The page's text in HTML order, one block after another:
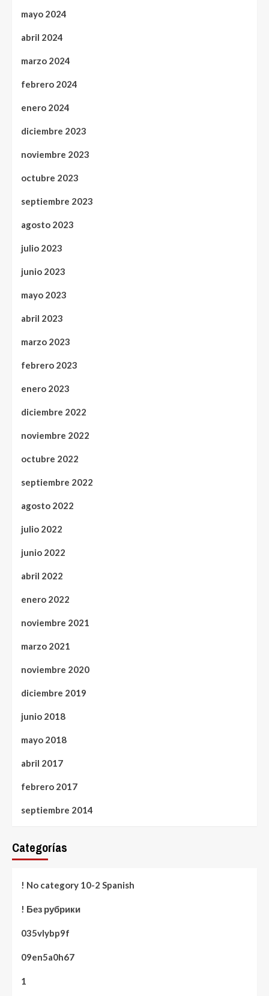
mayo 2024
abril 2024
marzo 2024
febrero 2024
enero 2024
diciembre 2023
noviembre 2023
octubre 2023
septiembre 2023
agosto 2023
julio 2023
junio 2023
mayo 2023
abril 2023
marzo 2023
febrero 2023
enero 2023
diciembre 2022
noviembre 2022
octubre 2022
septiembre 2022
agosto 2022
julio 2022
junio 2022
abril 2022
enero 2022
noviembre 2021
marzo 2021
noviembre 2020
diciembre 2019
junio 2018
mayo 2018
abril 2017
febrero 2017
septiembre 2014
Categorías
! No category 10-2 Spanish
! Без рубрики
035vlybp9f
09en5a0h67
1